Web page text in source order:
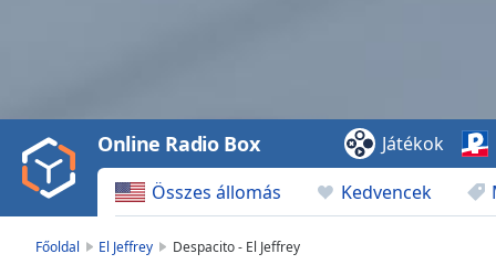
Video
Play
Backward
Skip
Összes állomás Kedvencek
Online Radio Box Játékok
Főoldal El Jeffrey Despacito - El Jeffrey